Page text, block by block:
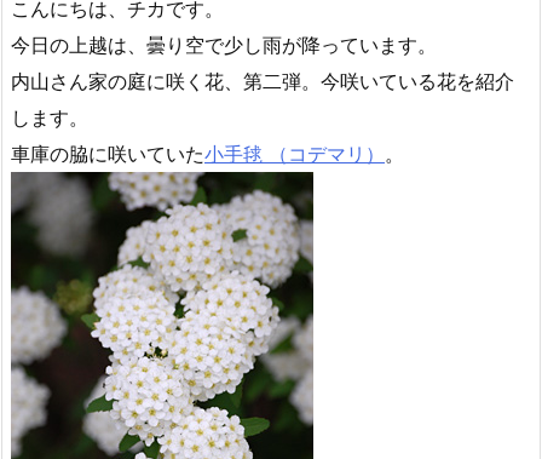
こんにちは、チカです。
今日の上越は、曇り空で少し雨が降っています。
内山さん家の庭に咲く花、第二弾。今咲いている花を紹介
します。
車庫の脇に咲いていた小手毬 （コデマリ） 。